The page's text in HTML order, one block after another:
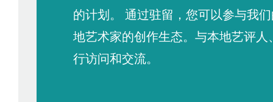
的计划。 通过驻留，您可以参与我
地艺术家的创作生态。与本地艺评人
行访问和交流。